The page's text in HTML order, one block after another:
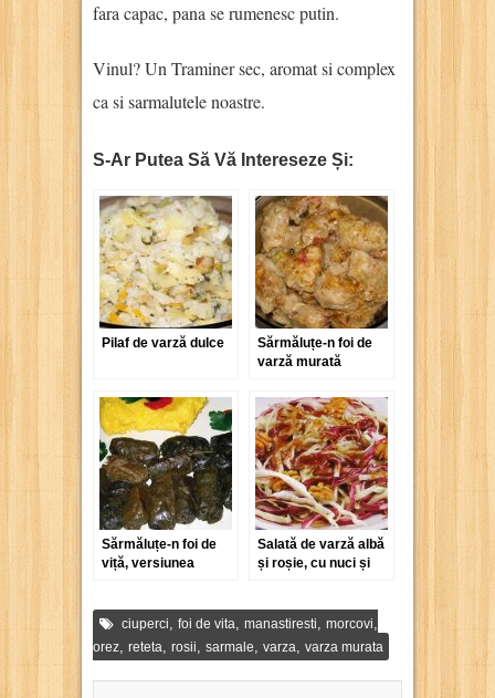
fara capac, pana se rumenesc putin.
Vinul? Un Traminer sec, aromat si complex
ca si sarmalutele noastre.
S-Ar Putea Să Vă Intereseze Și:
Pilaf de varză dulce
Sărmăluțe-n foi de
varză murată
Sărmăluțe-n foi de
viță, versiunea
Salată de varză albă
și roșie, cu nuci și
ciuperci, foi de vita, manastiresti, morcovi,
orez, reteta, rosii, sarmale, varza, varza murata